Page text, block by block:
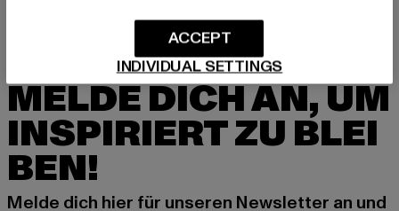
MELDE DICH AN, UM
INSPIRIERT ZU BLEI
BEN!
Melde dich hier für unseren Newsletter an und
INDIVIDUAL SETTINGS
ACCEPT